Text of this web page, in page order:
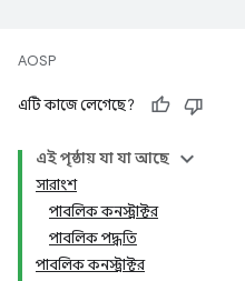
AOSP
এটি কাজে লেগেছে?
এই পৃষ্ঠায় যা যা আছে
সারাংশ
পাবলিক কনস্ট্রাক্টর
পাবলিক পদ্ধতি
পাবলিক কনস্ট্রাক্টর